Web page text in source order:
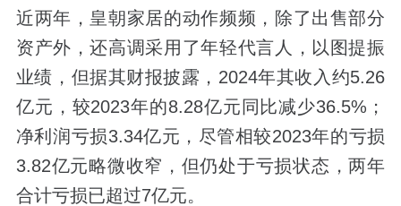
近两年，皇朝家居的动作频频，除了出售部分
资产外，还高调采用了年轻代言人，以图提振
业绩，但据其财报披露，2024年其收入约5.26
亿元，较2023年的8.28亿元同比减少36.5%；
净利润亏损3.34亿元，尽管相较2023年的亏损
3.82亿元略微收窄，但仍处于亏损状态，两年
合计亏损已超过7亿元。